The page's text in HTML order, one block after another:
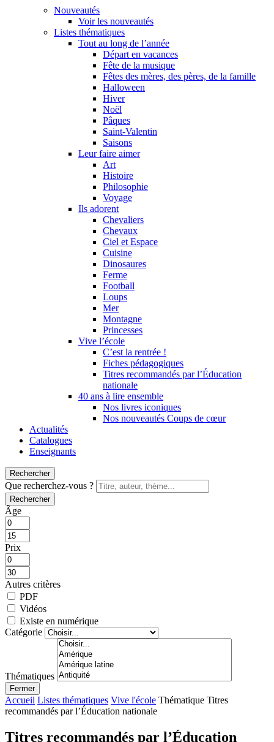
Nouveautés
Voir les nouveautés
Listes thématiques
Tout au long de l’année
Départ en vacances
Fête de la musique
Fêtes des mères, des pères, de la famille
Halloween
Hiver
Noël
Pâques
Saint-Valentin
Saisons
Leur faire aimer
Art
Histoire
Philosophie
Voyage
Ils adorent
Chevaliers
Chevaux
Ciel et Espace
Cuisine
Dinosaures
Ferme
Football
Loups
Mer
Montagne
Princesses
Vive l’école
C’est la rentrée !
Fiches pédagogiques
Titres recommandés par l’Éducation
nationale
40 ans à lire ensemble
Nos livres iconiques
Nos nouveautés Coups de cœur
Actualités
Catalogues
Enseignants
Rechercher
Que recherchez-vous ?
Rechercher
Âge
Prix
Autres critères
PDF
Vidéos
Existe en numérique
Catégorie
Thématiques
Fermer
Accueil Listes thématiques Vive l'école Thématique Titres
recommandés par l’Éducation nationale
Titres recommandés par l’Éducation